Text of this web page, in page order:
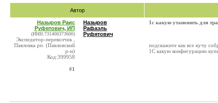
Автор
Назыров Раис
Руфятович, ИП
(ИНН:731400373600)
Экспедитор-перевозчик ,
Павловка рп. (Павловский
р-н)
Код:399958
#1
Назыров
Рафаэль
Руфятович
1с какую утановить для
подскажите как все кучу
1С какую конфигурацию